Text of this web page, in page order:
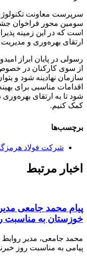
سرپرست معاونت
سومین محور فراخوان
است که در این زمینه
ارتقای بهره‌وری و مدیریت
رسولی در پایان ابراز
از سوی کارکنان در
سازمان نهادینه شود و
اقدامات مناسبی برای
شود تا به ارتقای
کمک کنیم.
برچسب‌ها
شركت فولاد
اخبار مرتبط
پیام محمد جامعی
خوزستان به مناسبت
محمد جامعی، مدیر
پیامی به مناسبت روز